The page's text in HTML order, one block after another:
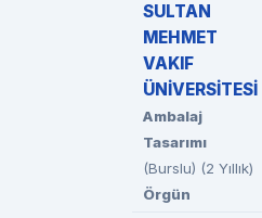
SULTAN
MEHMET
VAKIF
ÜNİVERSİTESİ
Ambalaj
Tasarımı
(Burslu) (2 Yıllık)
Örgün